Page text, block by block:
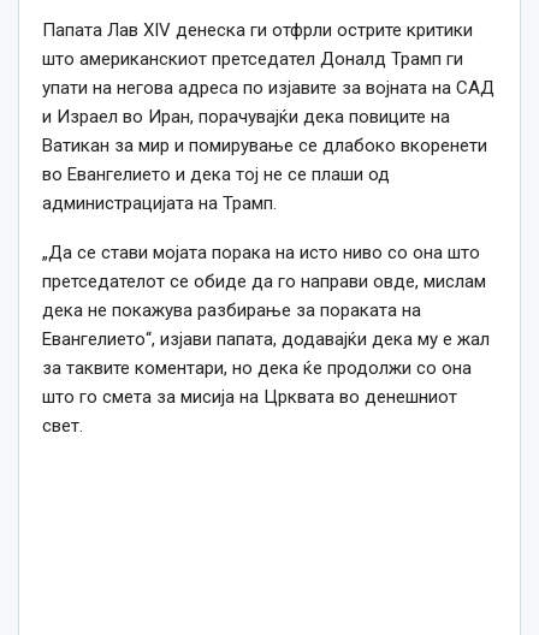
Папата Лав XIV денеска ги отфрли острите критики
што американскиот претседател Доналд Трамп ги
упати на негова адреса по изјавите за војната на САД
и Израел во Иран, порачувајќи дека повиците на
Ватикан за мир и помирување се длабоко вкоренети
во Евангелието и дека тој не се плаши од
администрацијата на Трамп.
„Да се стави мојата порака на исто ниво со она што
претседателот се обиде да го направи овде, мислам
дека не покажува разбирање за пораката на
Евангелието“, изјави папата, додавајќи дека му е жал
за таквите коментари, но дека ќе продолжи со она
што го смета за мисија на Црквата во денешниот
свет.